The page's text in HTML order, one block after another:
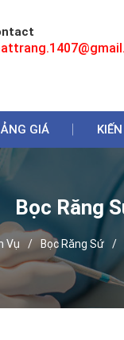
GIÁ
Bọc Răng
Vụ /Bọc Răng Sứ